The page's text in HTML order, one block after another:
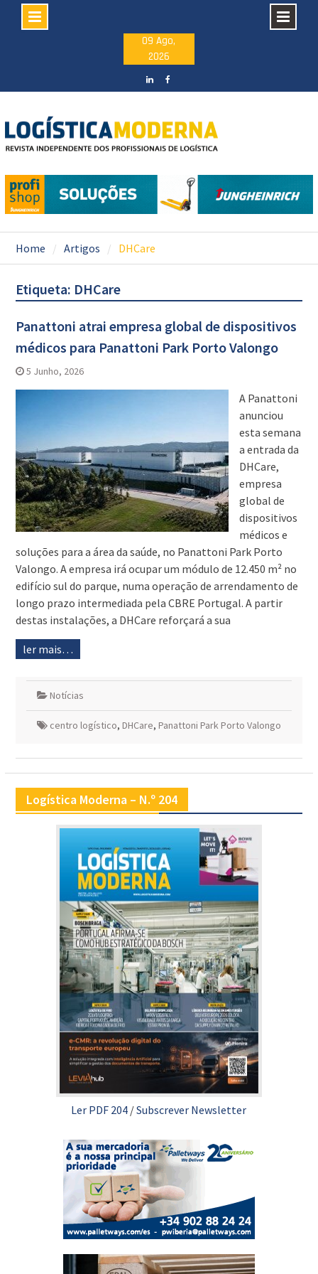
09 Ago,
2026
Home Artigos DHCare
Etiqueta: DHCare
Panattoni atrai empresa global de dispositivos
médicos para Panattoni Park Porto Valongo
5 Junho, 2026
A Panattoni
anunciou
esta semana
a entrada da
DHCare,
empresa
global de
dispositivos
médicos e
soluções para a área da saúde, no Panattoni Park Porto
Valongo. A empresa irá ocupar um módulo de 12.450 m² no
edifício sul do parque, numa operação de arrendamento de
longo prazo intermediada pela CBRE Portugal. A partir
destas instalações, a DHCare reforçará a sua
ler mais…
Notícias
centro logístico, DHCare, Panattoni Park Porto Valongo
Logística Moderna – N.º 204
Ler PDF 204 /Subscrever Newsletter